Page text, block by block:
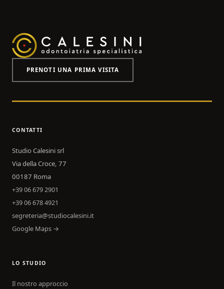
PRENOTI UNA PRIMA VISITA
CONTATTI
Studio Calesini srl
Via della Croce, 77
00187 Roma
+39 06 679 2901
+39 06 678 4921
segreteria@studiocalesini.it
Google Maps →
LO STUDIO
Il nostro approccio